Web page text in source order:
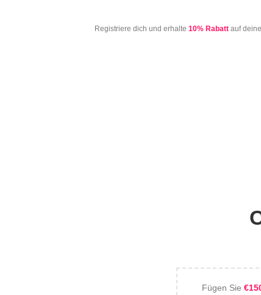
Registriere dich und erhalte 10% Rabattauf
Fügen Sie€